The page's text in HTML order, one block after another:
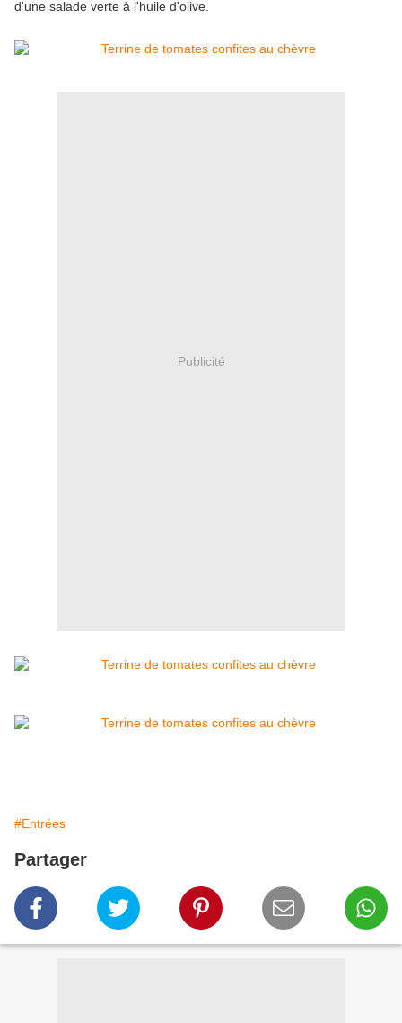
d'une salade verte à l'huile d'olive.
Publicité
#Entrées
Partager